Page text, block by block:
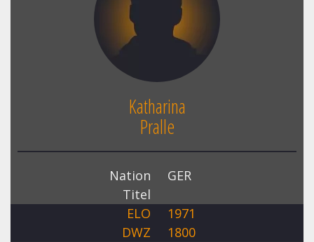
Katharina
Pralle
Nation
GER
Titel
ELO
1971
DWZ
1800